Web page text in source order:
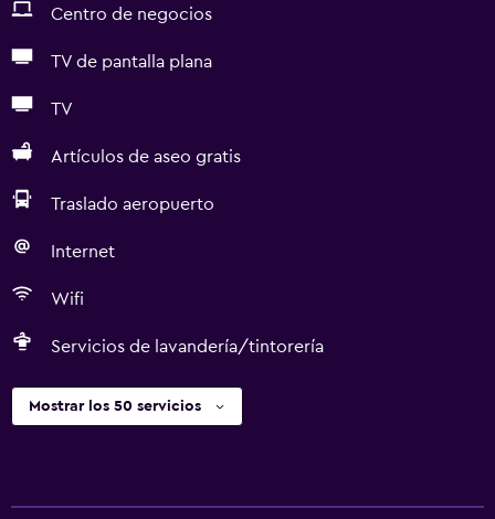
Centro de negocios
TV de pantalla plana
TV
Artículos de aseo gratis
Traslado aeropuerto
Internet
Wifi
Servicios de lavandería/tintorería
Mostrar los 50 servicios